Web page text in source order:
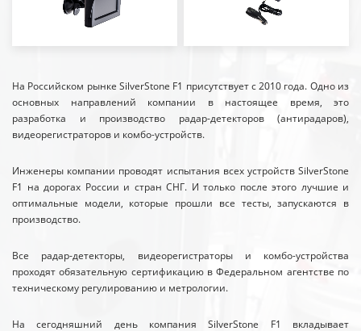
На Российском рынке SilverStone F1 присутствует с 2010 года. Одно из
основных направлений компании в настоящее время, это
разработка и производство радар-детекторов (антирадаров),
видеорегистраторов и комбо-устройств.
Инженеры компании проводят испытания всех устройств SilverStone
F1 на дорогах России и стран СНГ. И только после этого лучшие и
оптимальные модели, которые прошли все тесты, запускаются в
производство.
Все радар-детекторы, видеорегистраторы и комбо-устройства
проходят обязательную сертификацию в Федеральном агентстве по
техническому регулированию и метрологии.
На сегодняшний день компания SilverStone F1 вкладывает